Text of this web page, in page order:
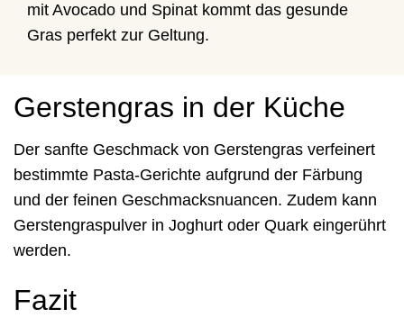
mit Avocado und Spinat kommt das gesunde
Gras perfekt zur Geltung.
Gerstengras in der Küche
Der sanfte Geschmack von Gerstengras verfeinert
bestimmte Pasta-Gerichte aufgrund der Färbung
und der feinen Geschmacksnuancen. Zudem kann
Gerstengraspulver in Joghurt oder Quark eingerührt
werden.
Fazit